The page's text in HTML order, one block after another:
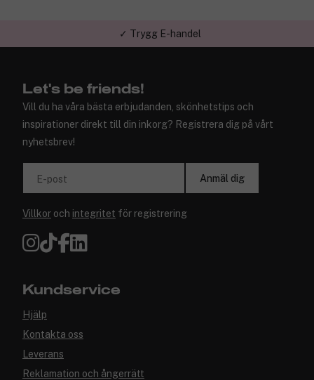
✓ Trygg E-handel
Let's be friends!
Vill du ha våra bästa erbjudanden, skönhetstips och
inspirationer direkt till din inkorg? Registrera dig på vårt
nyhetsbrev!
E-post Anmäl dig
Villkor och integritet för registrering
Kundservice
Hjälp
Kontakta oss
Leverans
Reklamation och ångerrätt